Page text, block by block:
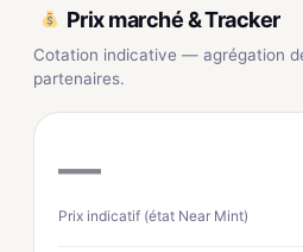
Prix marché & Tracker
Cotation indicative — agrégation
partenaires.
—
Prix indicatif (état Near Mint)